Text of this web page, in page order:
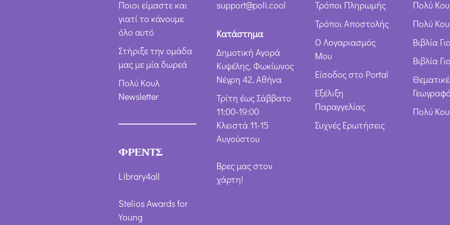
ρ
Ποιοι είμαστε και
γιατί το κάνουμε
όλο αυτό
Στήριξε την ομάδα
μας με μία δωρεά
Πολύ Κουλ
Newsletter
ΦΡΕΝΤΣ
Library4all
Stelios Awards for
Young
support@poli.cool
Κατάστημα
Δημοτική Αγορά
Κυψέλης, Φωκίωνος
Νέγρη 42, Αθήνα
Τρίτη έως Σάββατο
11:00-19:00
Κλειστά 11-15
Αυγούστου
Βρες μας στον
χάρτη!
Τρόποι Πληρωμής
Τρόποι Αποστολής
Ο Λογαριασμός
Μου
Είσοδος στο Portal
Εξέλιξη
Παραγγελίας
Συχνές Ερωτήσεις
Πολύ
Πολύ
Βιβλία
Βιβλία
Πολύ